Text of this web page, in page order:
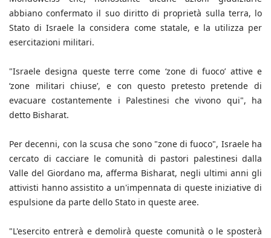
abbiano confermato il suo diritto di proprietà sulla terra, lo
Stato di Israele la considera come statale, e la utilizza per
esercitazioni militari.
"Israele designa queste terre come ‘zone di fuoco’ attive e
‘zone militari chiuse’, e con questo pretesto pretende di
evacuare costantemente i Palestinesi che vivono qui", ha
detto Bisharat.
Per decenni, con la scusa che sono "zone di fuoco", Israele ha
cercato di cacciare le comunità di pastori palestinesi dalla
Valle del Giordano ma, afferma Bisharat, negli ultimi anni gli
attivisti hanno assistito a un'impennata di queste iniziative di
espulsione da parte dello Stato in queste aree.
"L'esercito entrerà e demolirà queste comunità o le sposterà